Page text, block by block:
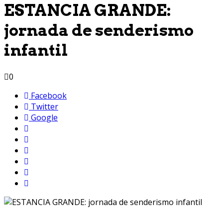
ESTANCIA GRANDE:
jornada de senderismo
infantil
0
Facebook
Twitter
Google